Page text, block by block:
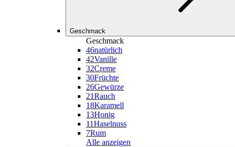
Geschmack
Geschmack
46natürlich
42Vanille
32Creme
30Früchte
26Gewürze
21Rauch
18Karamell
13Honig
11Haselnuss
7Rum
Alle anzeigen